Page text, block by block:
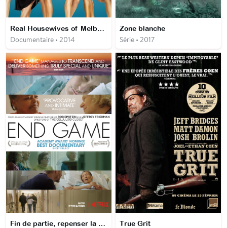
Real Housewives of Melbourne
Documentaire • 2014
Zone blanche
Série • 2017
Fin de partie, repenser la vie et la mort True Grit